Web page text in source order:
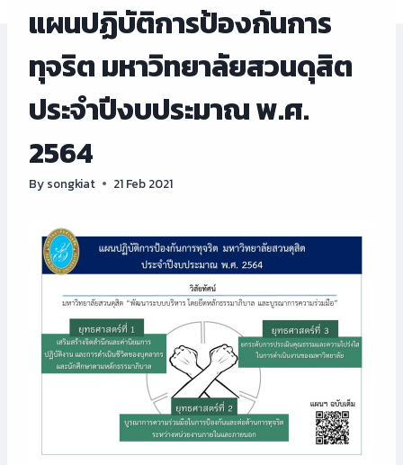
แผนปฏิบัติการป้องกันการ
ทุจริต มหาวิทยาลัยสวนดุสิต
ประจำปีงบประมาณ พ.ศ.
2564
By songkiat 21 Feb 2021